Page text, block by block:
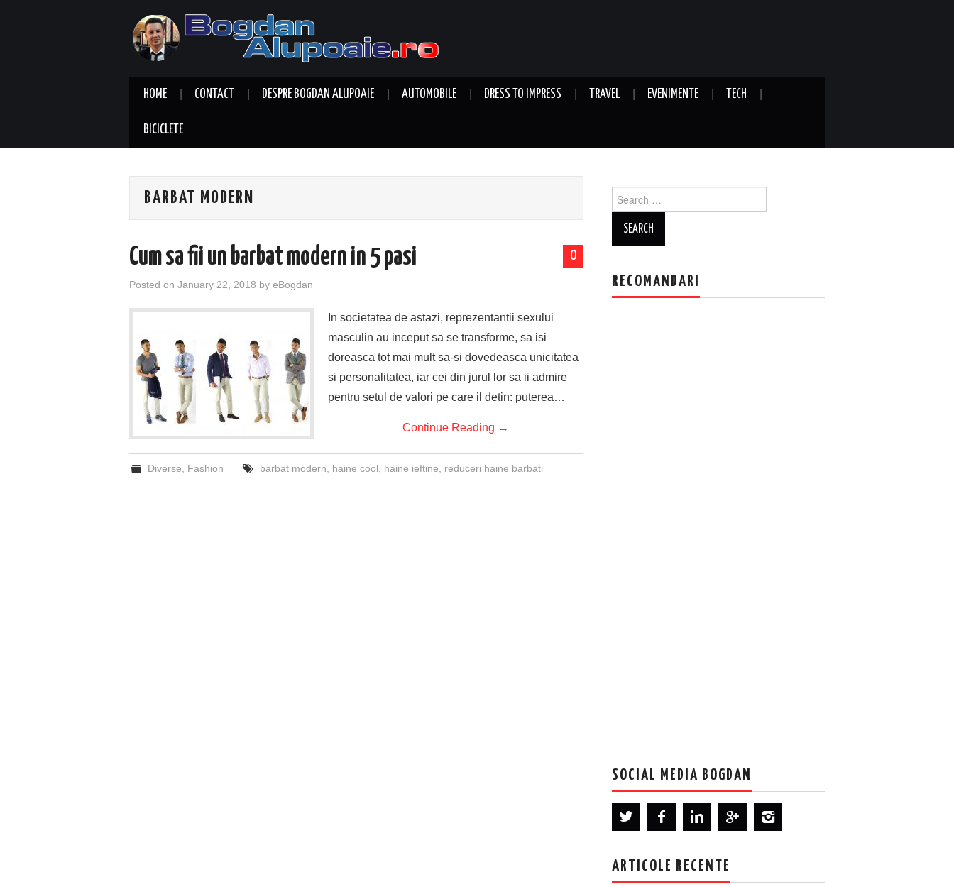
HOME CONTACT DESPRE BOGDAN ALUPOAIE AUTOMOBILE DRESS TO IMPRESS TRAVEL EVENIMENTE TECH
BICICLETE
BARBAT MODERN
0
Cum sa fii un barbat modern in 5 pasi
Posted on January 22, 2018 by eBogdan
In societatea de astazi, reprezentantii sexului
masculin au inceput sa se transforme, sa isi
doreasca tot mai mult sa-si dovedeasca unicitatea
si personalitatea, iar cei din jurul lor sa ii admire
pentru setul de valori pe care il detin: puterea…
Continue Reading →
Diverse Fashion barbat modern haine cool haine ieftine reduceri haine barbati
for:
RECOMANDARI
SOCIAL MEDIA BOGDAN
ARTICOLE RECENTE